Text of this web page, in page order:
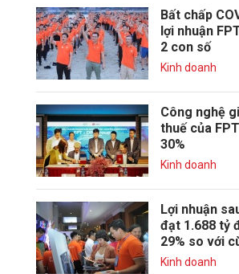
Bất chấp
lợi nhuận
2 con số
Kinh doanh
Công nghệ
thuế của
30%
Kinh doanh
Lợi nhuận
đạt 1.688 tỷ
29% so với
Kinh doanh